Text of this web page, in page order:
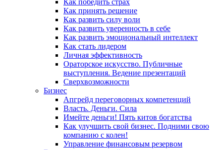
Как победить страх
Как принять решение
Как развить силу воли
Как развить уверенность в себе
Как развить эмоциональный интеллект
Как стать лидером
Личная эффективность
Ораторское искусство. Публичные
выступления. Ведение презентаций
Сверхвозможности
Бизнес
Апгрейд переговорных компетенций
Власть. Деньги. Сила
Имейте деньги! Пять китов богатства
Как улучшить свой бизнес. Подними свою
компанию с колен!
Управление финансовым резервом